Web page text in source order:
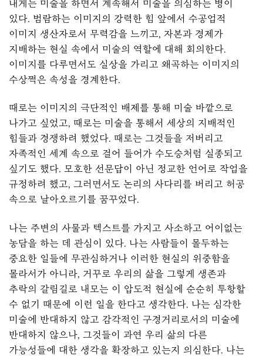
내게는 미술을 하면서 계속해서 미술을 의심하는 병이
있다. 범람하는 이미지의 강력한 힘 앞에서 수공업적
이미지 생산자로서 무력감을 느끼고, 자본과 경제가
지배하는 현실 속에서 미술의 역할에 대해 회의한다.
이미지를 다루면서도 실상을 가리고 왜곡하는 이미지의
수상쩍은 속성을 경계한다.
때로는 이미지의 극단적인 배제를 통해 미술 바깥으로
나가고 싶었고, 때로는 미술을 통해서 세상의 지배적인
힘들과 경쟁하려 했었다. 때로는 그것들을 저버리고
자족적인 세계 속으로 걸어 들어가 수도승처럼 실종되고
싶기도 했다. 모호한 선문답이 아닌 정교한 언어로 작업을
규정하려 했고, 그러면서도 논리의 사다리를 버리고 허공
속으로 날아오르기를 꿈꾸었다.
나는 주변의 사물과 텍스트를 가지고 사소하고 어이없는
농담을 하는 데 관심이 있다. 나는 사람들이 몰두하는
중요한 일들에 무관심하거나 이러한 현실의 위중함을
몰라서가 아니라, 거꾸로 우리의 삶을 그렇게 생존과
추락의 갈림길로 내모는 이 압도적 현실에 순순히 투항할
수 없기 때문에 이런 일을 한다고 생각한다. 나는 심각한
미술에 반대하지 않고 감각적인 구경거리로서의 미술에
반대하지 않으나, 그것들이 과연 우리 삶의 다른
가능성들에 대한 생각을 확장하고 있는지 의심한다. 나는